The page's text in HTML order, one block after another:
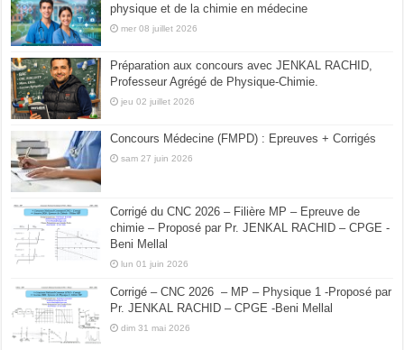
physique et de la chimie en médecine
mer 08 juillet 2026
Préparation aux concours avec JENKAL RACHID,
Professeur Agrégé de Physique-Chimie.
jeu 02 juillet 2026
Concours Médecine (FMPD) : Epreuves + Corrigés
sam 27 juin 2026
Corrigé du CNC 2026 – Filière MP – Epreuve de
chimie – Proposé par Pr. JENKAL RACHID – CPGE -
Beni Mellal
lun 01 juin 2026
Corrigé – CNC 2026 – MP – Physique 1 -Proposé par
Pr. JENKAL RACHID – CPGE -Beni Mellal
dim 31 mai 2026